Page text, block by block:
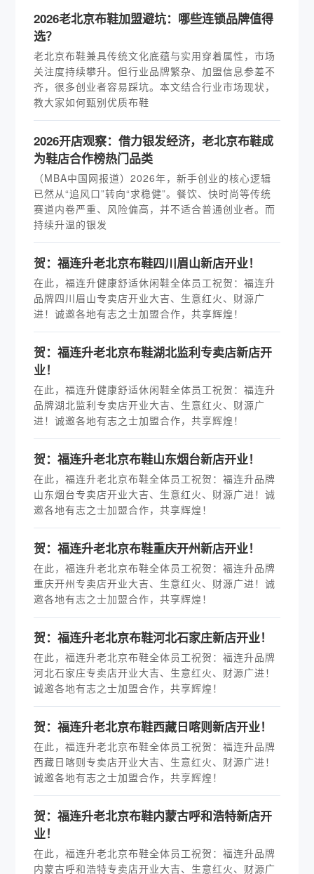
2026老北京布鞋加盟避坑：哪些连锁品牌值得
选？
老北京布鞋兼具传统文化底蕴与实用穿着属性，市场
关注度持续攀升。但行业品牌繁杂、加盟信息参差不
齐，很多创业者容易踩坑。本文结合行业市场现状，
教大家如何甄别优质布鞋
2026开店观察：借力银发经济，老北京布鞋成
为鞋店合作榜热门品类
（MBA中国网报道）2026年，新手创业的核心逻辑
已然从“追风口”转向“求稳健”。餐饮、快时尚等传统
赛道内卷严重、风险偏高，并不适合普通创业者。而
持续升温的银发
贺：福连升老北京布鞋四川眉山新店开业！
在此，福连升健康舒适休闲鞋全体员工祝贺：福连升
品牌四川眉山专卖店开业大吉、生意红火、财源广
进！诚邀各地有志之士加盟合作，共享辉煌！
贺：福连升老北京布鞋湖北监利专卖店新店开
业！
在此，福连升健康舒适休闲鞋全体员工祝贺：福连升
品牌湖北监利专卖店开业大吉、生意红火、财源广
进！诚邀各地有志之士加盟合作，共享辉煌！
贺：福连升老北京布鞋山东烟台新店开业！
在此，福连升老北京布鞋全体员工祝贺：福连升品牌
山东烟台专卖店开业大吉、生意红火、财源广进！诚
邀各地有志之士加盟合作，共享辉煌！
贺：福连升老北京布鞋重庆开州新店开业！
在此，福连升老北京布鞋全体员工祝贺：福连升品牌
重庆开州专卖店开业大吉、生意红火、财源广进！诚
邀各地有志之士加盟合作，共享辉煌！
贺：福连升老北京布鞋河北石家庄新店开业！
在此，福连升老北京布鞋全体员工祝贺：福连升品牌
河北石家庄专卖店开业大吉、生意红火、财源广进！
诚邀各地有志之士加盟合作，共享辉煌！
贺：福连升老北京布鞋西藏日喀则新店开业！
在此，福连升老北京布鞋全体员工祝贺：福连升品牌
西藏日喀则专卖店开业大吉、生意红火、财源广进！
诚邀各地有志之士加盟合作，共享辉煌！
贺：福连升老北京布鞋内蒙古呼和浩特新店开
业！
在此，福连升老北京布鞋全体员工祝贺：福连升品牌
内蒙古呼和浩特专卖店开业大吉、生意红火、财源广